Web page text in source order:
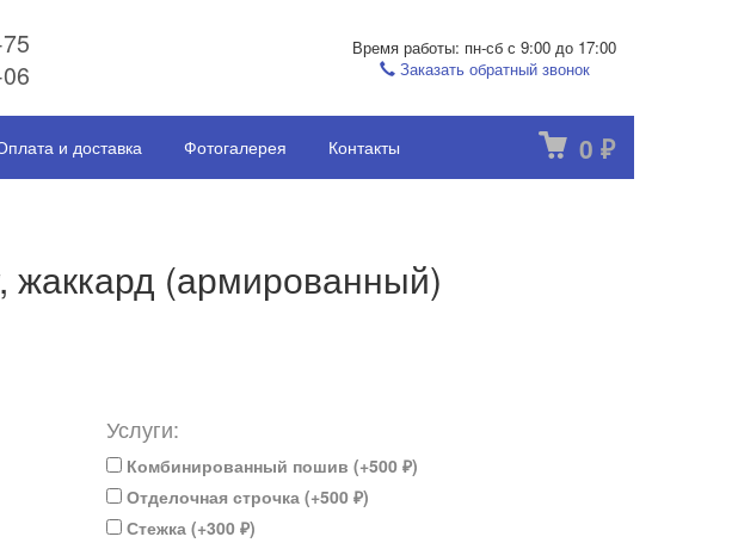
Время работы: пн-сб с 9:00 до 17:00
Заказать обратный звонок
и доставка Фотогалерея Контакты 0 ₽
жаккард (армированный)
Услуги:
Комбинированный пошив (+500 ₽)
Отделочная строчка (+500 ₽)
Стежка (+300 ₽)